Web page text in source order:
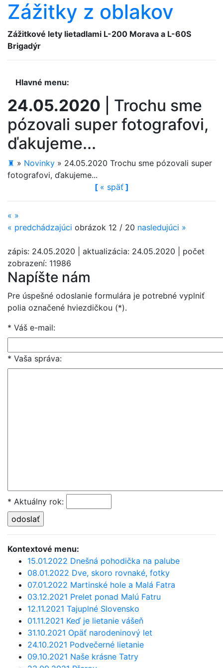
Zážitky z oblakov
Zážitkové lety lietadlami L-200 Morava a L-60S
Brigadýr
Hlavné menu:
24.05.2020
Trochu sme
pózovali super fotografovi,
ďakujeme...
♜ » Novinky » 24.05.2020 Trochu sme pózovali super
fotografovi, ďakujeme...
[ « späť]
« »
« predchádzajúci obrázok 12 / 20 nasledujúci »
zápis: 24.05.2020 | aktualizácia: 24.05.2020 | počet
zobrazení: 11986
Napíšte nám
Pre úspešné odoslanie formulára je potrebné vyplniť
polia označené hviezdičkou (*).
* Váš e-mail:
* Vaša správa:
* Aktuálny rok:
Kontextové menu:
15.01.2022 Dnešná pohodička na palube
08.01.2022 Dve, skoro rovnaké, fotky
07.01.2022 Martinské hole a Malá Fatra
03.12.2021 Prelet ponad Malú Fatru
12.11.2021 Tajuplné Slovensko
01.11.2021 Keď je lietanie vášeň
31.10.2021 Opäť narodeninový let
24.10.2021 Podvečerné lietanie
09.10.2021 Naše krásne Tatry